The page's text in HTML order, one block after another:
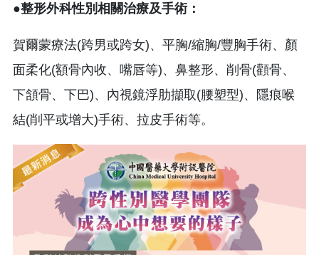
●整形外科性別相關治療及手術：
賀爾蒙療法(跨男或跨女)、平胸/縮胸/豐胸手術、顏
面柔化(額骨內收、嘴唇等)、鼻整形、削骨(顴骨、
下頷骨、下巴)、內視鏡浮肋擷取(腰塑型)、隱痕喉
結(削平或增大)手術、拉皮手術等。